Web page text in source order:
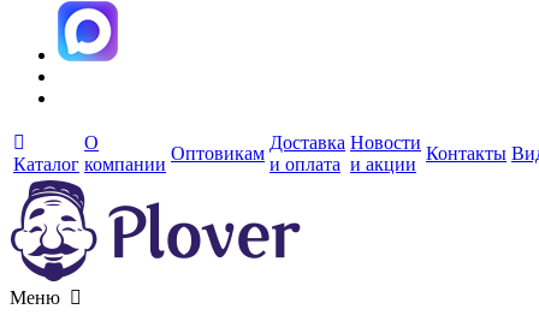
Каталог
О
компании
Оптовикам
Доставка
и оплата
Новости
и акции
Контакты
Меню